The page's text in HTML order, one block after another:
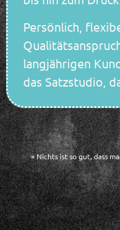
Persönlich,
langjährigen
das Satzstudio,
» Nichts ist so gut, dass